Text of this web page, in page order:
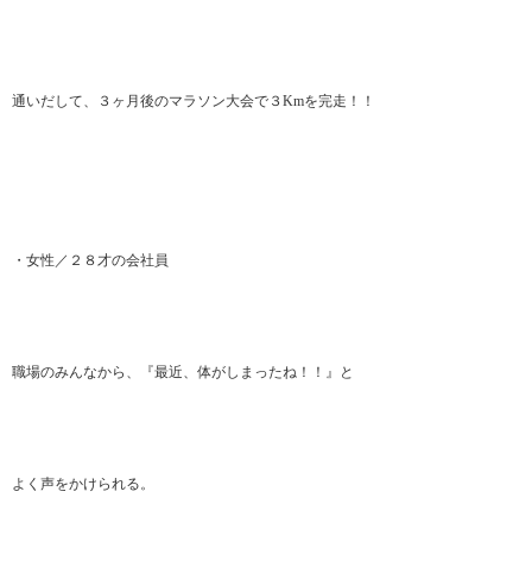
通いだして、３ヶ月後のマラソン大会で３Kmを完走！！
・女性／２８才の会社員
職場のみんなから、『最近、体がしまったね！！』と
よく声をかけられる。